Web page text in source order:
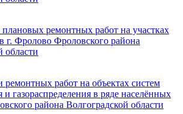
ремонтных работ на участках
г. Фролово Фроловского района
области
работ на объектах систем
и газораспределения в ряде населённых
района Волгоградской области